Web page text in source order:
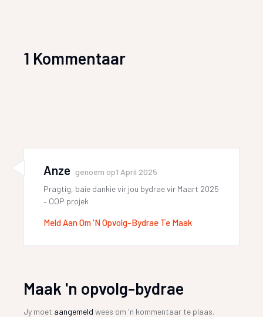
1 Kommentaar
Anze genoem op1 April 2025
Pragtig, baie dankie vir jou bydrae vir Maart 2025
– OOP projek
Meld Aan Om 'n Opvolg-Bydrae Te Maak
Maak 'n opvolg-bydrae
Jy moet aangemeld wees om 'n kommentaar te plaas.